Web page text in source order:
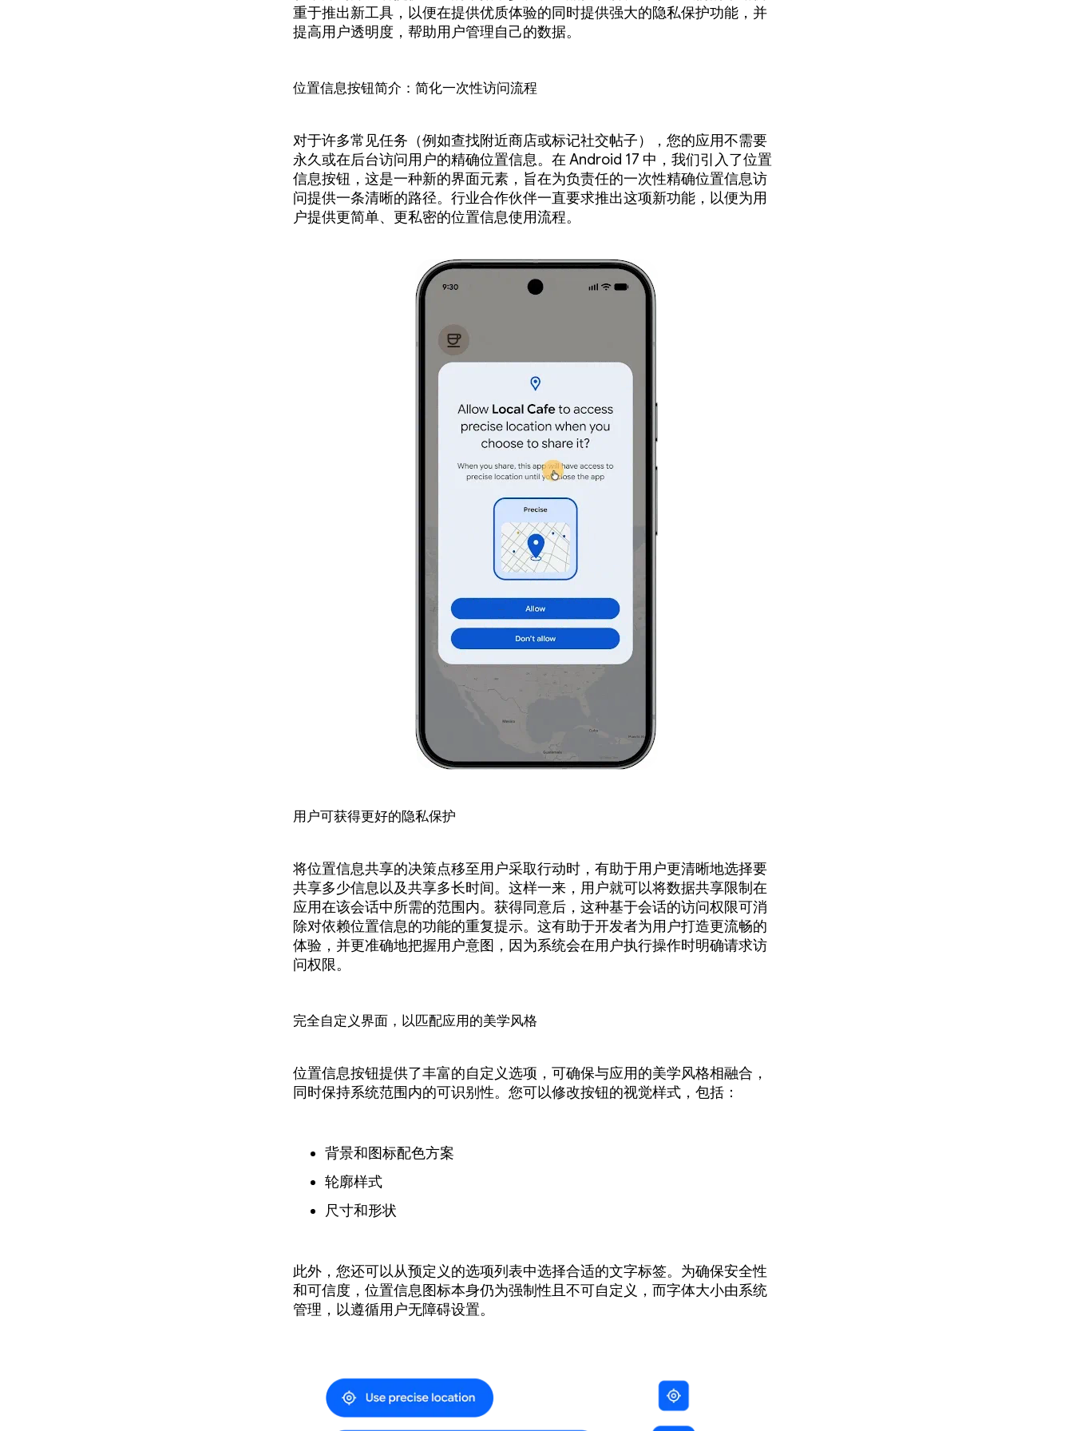
重于推出新工具，以便在提供优质体验的同时提供强大的隐私保护功能，并
提高用户透明度，帮助用户管理自己的数据。
位置信息按钮简介：简化一次性访问流程
对于许多常见任务（例如查找附近商店或标记社交帖子），您的应用不需要
永久或在后台访问用户的精确位置信息。在 Android 17 中，我们引入了位置
信息按钮，这是一种新的界面元素，旨在为负责任的一次性精确位置信息访
问提供一条清晰的路径。行业合作伙伴一直要求推出这项新功能，以便为用
户提供更简单、更私密的位置信息使用流程。
用户可获得更好的隐私保护
将位置信息共享的决策点移至用户采取行动时，有助于用户更清晰地选择要
共享多少信息以及共享多长时间。这样一来，用户就可以将数据共享限制在
应用在该会话中所需的范围内。获得同意后，这种基于会话的访问权限可消
除对依赖位置信息的功能的重复提示。这有助于开发者为用户打造更流畅的
体验，并更准确地把握用户意图，因为系统会在用户执行操作时明确请求访
问权限。
完全自定义界面，以匹配应用的美学风格
位置信息按钮提供了丰富的自定义选项，可确保与应用的美学风格相融合，
同时保持系统范围内的可识别性。您可以修改按钮的视觉样式，包括：
背景和图标配色方案
轮廓样式
尺寸和形状
此外，您还可以从预定义的选项列表中选择合适的文字标签。为确保安全性
和可信度，位置信息图标本身仍为强制性且不可自定义，而字体大小由系统
管理，以遵循用户无障碍设置。